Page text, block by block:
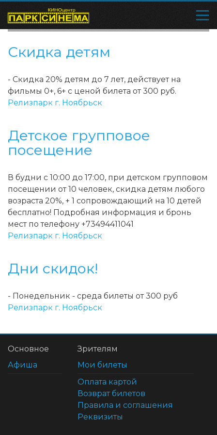
Скидка детям
- Скидка 20% детям до 7 лет, действует на
фильмы 0+, 6+ с ценой билета от 300 руб.
Релизпарк г. Ноябрьск
Детское групповое
посещение
В будни с 10:00 до 17:00, при детском групповом
посещении от 10 человек, скидка детям любого
возраста 20%, + 1 сопровождающий на 10 детей
бесплатно! Подробная информация и бронь
мест по телефону +73494411041
Релизпарк г. Ноябрьск
Дни скидок!
- Понедельник - среда билеты от 300 руб
Релизпарк г. Ноябрьск
Основное
Афиша
Зрителям
Мои билеты
Оплата картой
Возврат билетов
Правила и соглашения
Реквизиты